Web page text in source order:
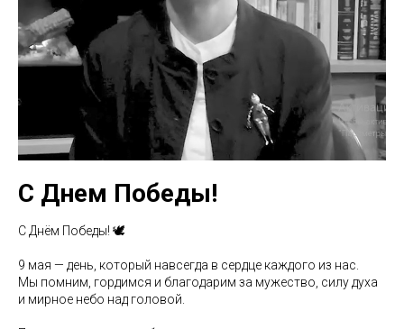
С Днем Победы!
С Днём Победы! 🕊️
9 мая — день, который навсегда в сердце каждого из нас.
Мы помним, гордимся и благодарим за мужество, силу духа
и мирное небо над головой.